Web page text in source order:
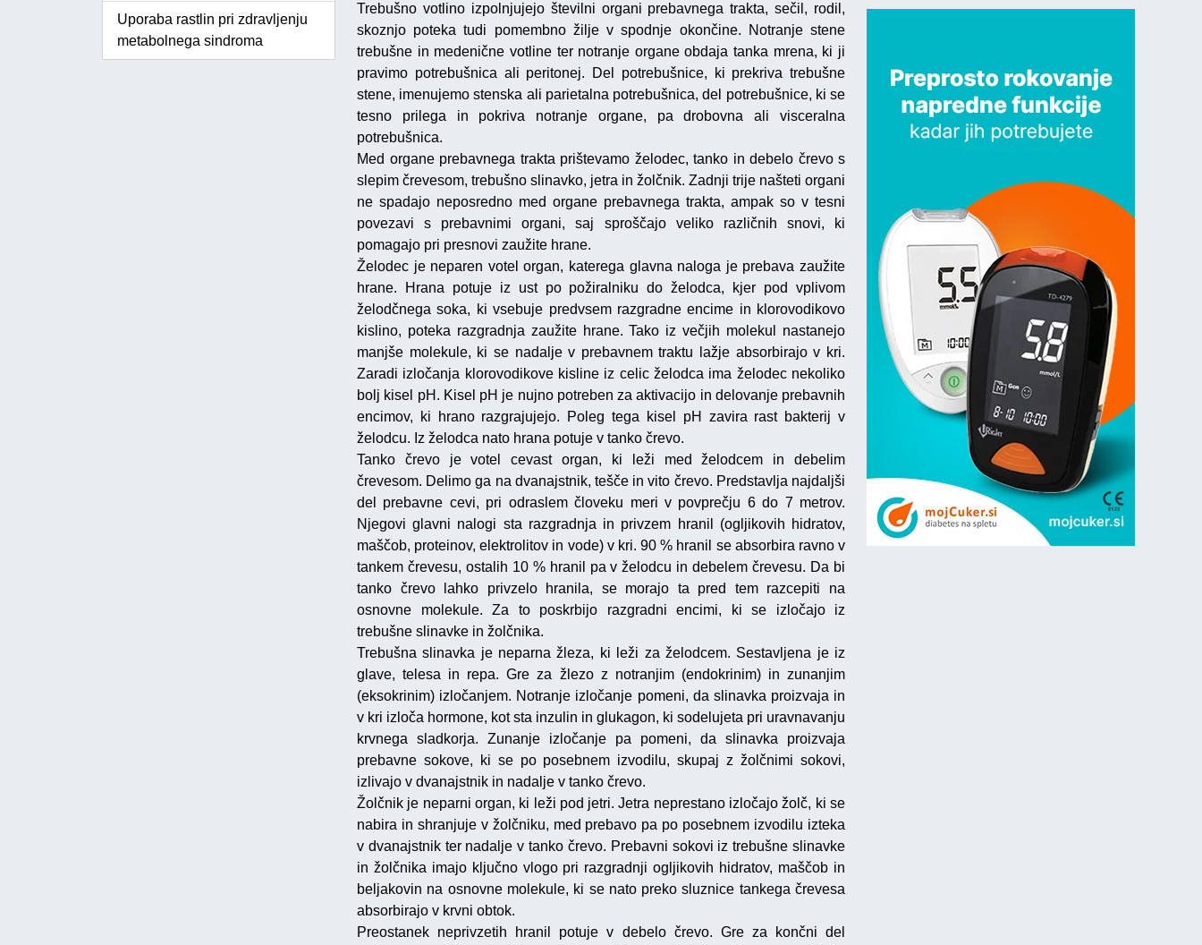
Uporaba rastlin pri zdravljenju
metabolnega sindroma
Trebušno votlino izpolnjujejo številni organi prebavnega trakta, sečil, rodil,
skoznjo poteka tudi pomembno žilje v spodnje okončine. Notranje stene
trebušne in medenične votline ter notranje organe obdaja tanka mrena, ki ji
pravimo potrebušnica ali peritonej. Del potrebušnice, ki prekriva trebušne
stene, imenujemo stenska ali parietalna potrebušnica, del potrebušnice, ki se
tesno prilega in pokriva notranje organe, pa drobovna ali visceralna
potrebušnica.
Med organe prebavnega trakta prištevamo želodec, tanko in debelo črevo s
slepim črevesom, trebušno slinavko, jetra in žolčnik. Zadnji trije našteti organi
ne spadajo neposredno med organe prebavnega trakta, ampak so v tesni
povezavi s prebavnimi organi, saj sproščajo veliko različnih snovi, ki
pomagajo pri presnovi zaužite hrane.
Želodec je neparen votel organ, katerega glavna naloga je prebava zaužite
hrane. Hrana potuje iz ust po požiralniku do želodca, kjer pod vplivom
želodčnega soka, ki vsebuje predvsem razgradne encime in klorovodikovo
kislino, poteka razgradnja zaužite hrane. Tako iz večjih molekul nastanejo
manjše molekule, ki se nadalje v prebavnem traktu lažje absorbirajo v kri.
Zaradi izločanja klorovodikove kisline iz celic želodca ima želodec nekoliko
bolj kisel pH. Kisel pH je nujno potreben za aktivacijo in delovanje prebavnih
encimov, ki hrano razgrajujejo. Poleg tega kisel pH zavira rast bakterij v
želodcu. Iz želodca nato hrana potuje v tanko črevo.
Tanko črevo je votel cevast organ, ki leži med želodcem in debelim
črevesom. Delimo ga na dvanajstnik, tešče in vito črevo. Predstavlja najdaljši
del prebavne cevi, pri odraslem človeku meri v povprečju 6 do 7 metrov.
Njegovi glavni nalogi sta razgradnja in privzem hranil (ogljikovih hidratov,
maščob, proteinov, elektrolitov in vode) v kri. 90 % hranil se absorbira ravno v
tankem črevesu, ostalih 10 % hranil pa v želodcu in debelem črevesu. Da bi
tanko črevo lahko privzelo hranila, se morajo ta pred tem razcepiti na
osnovne molekule. Za to poskrbijo razgradni encimi, ki se izločajo iz
trebušne slinavke in žolčnika.
Trebušna slinavka je neparna žleza, ki leži za želodcem. Sestavljena je iz
glave, telesa in repa. Gre za žlezo z notranjim (endokrinim) in zunanjim
(eksokrinim) izločanjem. Notranje izločanje pomeni, da slinavka proizvaja in
v kri izloča hormone, kot sta inzulin in glukagon, ki sodelujeta pri uravnavanju
krvnega sladkorja. Zunanje izločanje pa pomeni, da slinavka proizvaja
prebavne sokove, ki se po posebnem izvodilu, skupaj z žolčnimi sokovi,
izlivajo v dvanajstnik in nadalje v tanko črevo.
Žolčnik je neparni organ, ki leži pod jetri. Jetra neprestano izločajo žolč, ki se
nabira in shranjuje v žolčniku, med prebavo pa po posebnem izvodilu izteka
v dvanajstnik ter nadalje v tanko črevo. Prebavni sokovi iz trebušne slinavke
in žolčnika imajo ključno vlogo pri razgradnji ogljikovih hidratov, maščob in
beljakovin na osnovne molekule, ki se nato preko sluznice tankega črevesa
absorbirajo v krvni obtok.
Preostanek neprivzetih hranil potuje v debelo črevo. Gre za končni del